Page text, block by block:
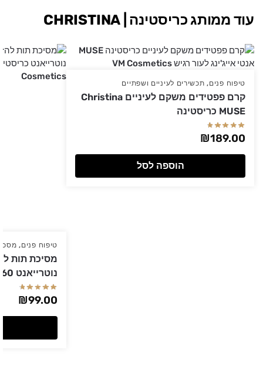
עוד ממותג כריסטינה | CHRISTINA
טיפוח פנים, תכשירים לעיניים ושפתיים
קרם פפטידים משקם לעיניים Christina
MUSE כריסטינה
₪189.00
הוספה לסל
טיפוח פנים,
מסיכת תות
נוטרייאנט 60 מ"ל Christina כריסטינה
₪99.00